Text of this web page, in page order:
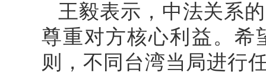
王毅表示，中法关系
尊重对方核心利益。希
则，不同台湾当局进行